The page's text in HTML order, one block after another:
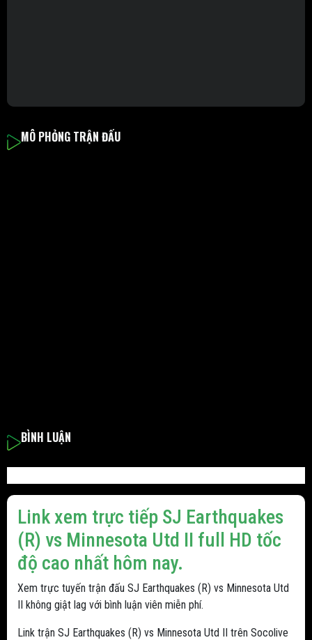
MÔ PHỎNG TRẬN ĐẤU
BÌNH LUẬN
Link xem trực tiếp SJ Earthquakes
(R) vs Minnesota Utd II full HD tốc
độ cao nhất hôm nay.
Xem trực tuyến trận đấu SJ Earthquakes (R) vs Minnesota Utd
II không giật lag với bình luận viên miễn phí.
Link trận SJ Earthquakes (R) vs Minnesota Utd II trên Socolive